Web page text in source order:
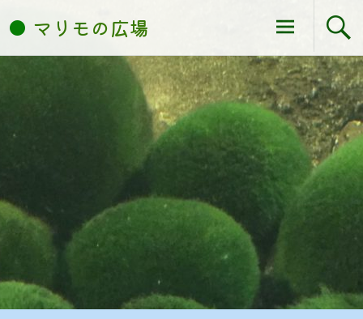
to
マリモの広場